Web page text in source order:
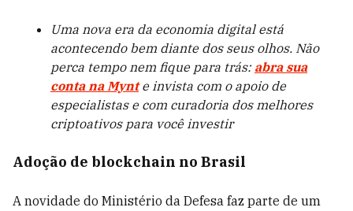
Uma nova era da economia digital está
acontecendo bem diante dos seus olhos. Não
perca tempo nem fique para trás: abra sua
conta na Mynte invista com o apoio de
especialistas e com curadoria dos melhores
criptoativos para você investir
Adoção de blockchain no Brasil
A novidade do Ministério da Defesa faz parte de um